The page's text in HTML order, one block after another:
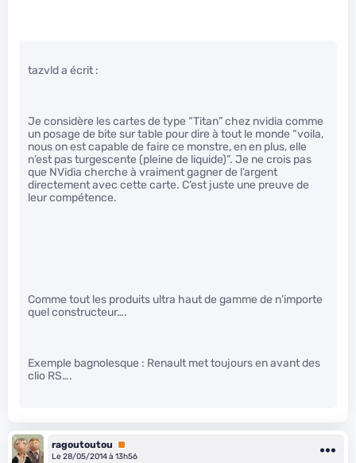
tazvld a écrit :
Je considère les cartes de type “Titan” chez nvidia comme
un posage de bite sur table pour dire à tout le monde “voila,
nous on est capable de faire ce monstre, en en plus, elle
n’est pas turgescente (pleine de liquide)”. Je ne crois pas
que NVidia cherche à vraiment gagner de l’argent
directement avec cette carte. C’est juste une preuve de
leur compétence.
Comme tout les produits ultra haut de gamme de n’importe
quel constructeur….
Exemple bagnolesque : Renault met toujours en avant des
clio RS….
ragoutoutou
Premium
Le 28/05/2014 à 13h56